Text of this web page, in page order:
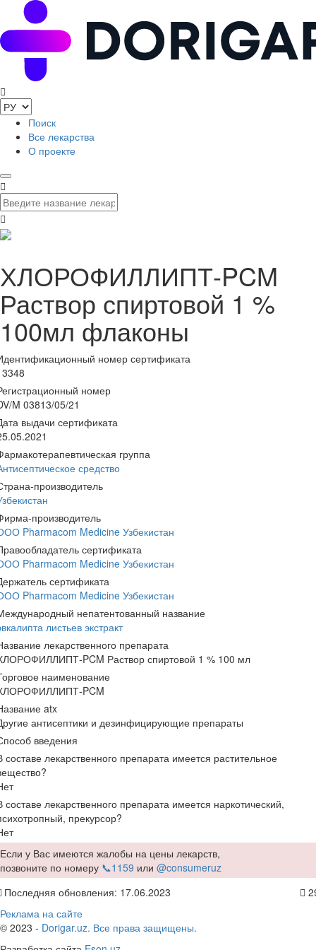
Поиск
Все лекарства
О проекте
ХЛОРОФИЛЛИПТ-PCM
Раствор спиртовой 1 %
100мл флаконы
номер сертификата
номер
M 03813/05/21
выдачи сертификата
группа
средство
производитель
производитель
Pharmacom Medicine Узбекистан
сертификата
Pharmacom Medicine Узбекистан
сертификата
Pharmacom Medicine Узбекистан
непатентованный название
листьев экстракт
лекарственного препарата
PCM Раствор спиртовой 1 % 100 мл
наименование
PCM
atx
антисептики и дезинфицирующие препараты
введения
составе лекарственного препарата имеется растительное
составе лекарственного препарата имеется наркотический,
прекурсор?
Если у Вас имеются жалобы на цены лекарств,
позвоните по номеру 📞1159 или @consumeruz
Последняя обновления: 17.06.2023
Реклама на сайте
© 2023 - Dorigar.uz. Все права защищены.